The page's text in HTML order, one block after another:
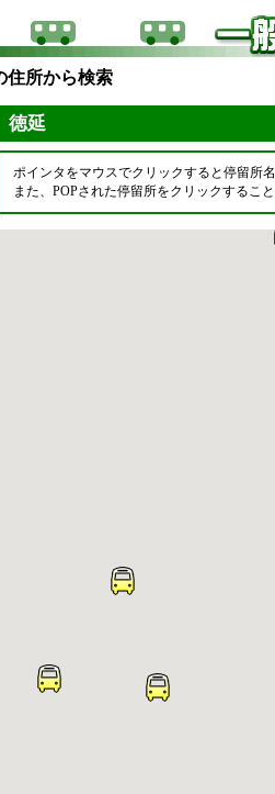
住所から検索
徳延
ポインタをマウスでクリックすると停留所
また、POPされた停留所をクリックするこ